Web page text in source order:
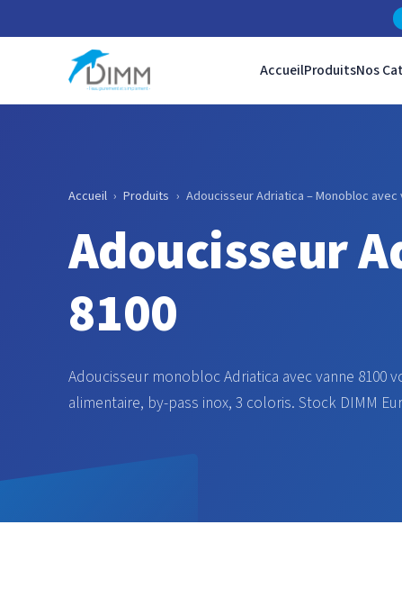
AccueilProduitsNos
Accueil › Produits › Adoucisseur Adriatica – Monobloc avec
Adoucisseur
8100
Adoucisseur monobloc Adriatica avec vanne 8100
alimentaire, by-pass inox, 3 coloris. Stock DIMM